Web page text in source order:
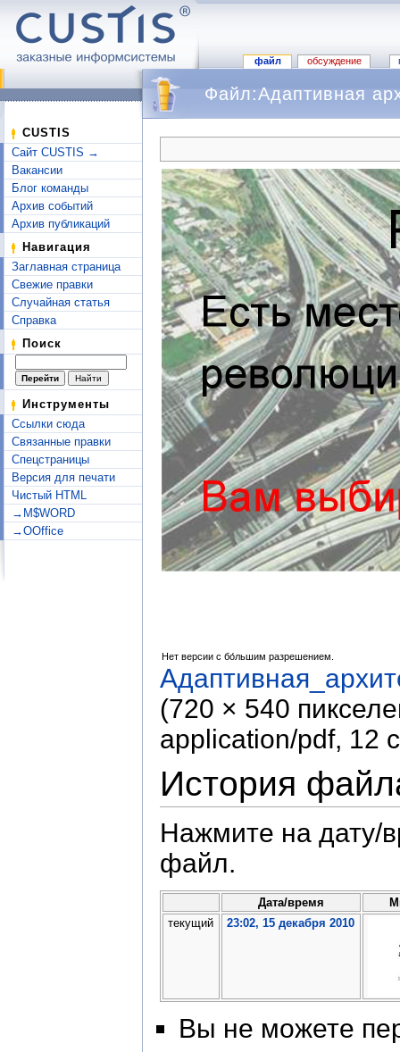
файл обсуждение
CUSTIS
Сайт CUSTIS →
Вакансии
Блог команды
Архив событий
Архив публикаций
Навигация
Заглавная страница
Свежие правки
Случайная статья
Справка
Поиск
Инструменты
Ссылки сюда
Связанные правки
Спецстраницы
Версия для печати
Чистый HTML
→M$WORD
→OOffice
Файл:Адаптивная
Нет версии с бо́льшим разрешением.
(720 × 540
application/pdf, 12
История
Нажмите на дату/
файл.
Дата/время
текущий
23:02, 15 декабря 2010
Вы не можете